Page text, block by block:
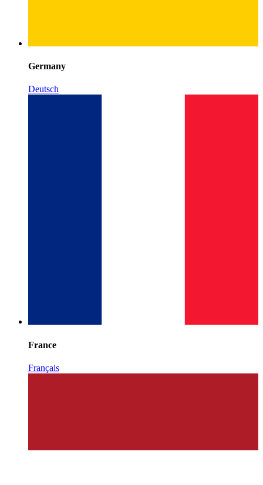
Germany
Deutsch
France
Français